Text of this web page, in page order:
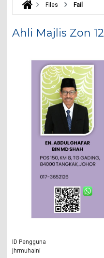
Files Fail
Ahli Majlis Zon 12
ID Pengguna
jhrmuhaini